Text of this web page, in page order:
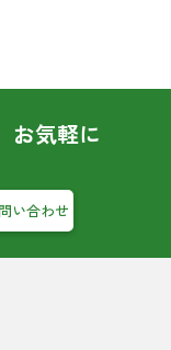
お気軽に
い合わせ